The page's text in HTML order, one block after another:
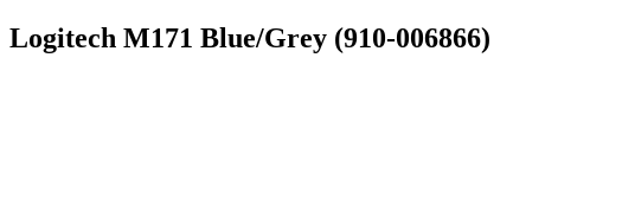
Logitech M171 Blue/Grey (910-006866)